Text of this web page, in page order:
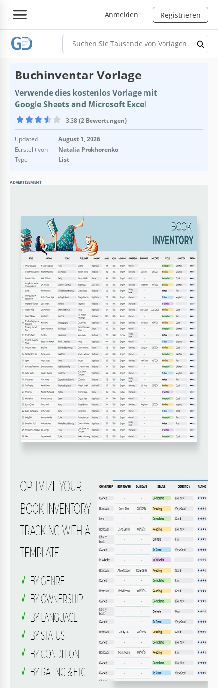
Anmelden Registrieren
Buchinventar Vorlage
Verwende dies kostenlos Vorlage mit
Google Sheets and Microsoft Excel
3.38 (2 Bewertungen)
Updated
August 1, 2026
Ecrstellt von
Natalia Prokhorenko
Type
List
ADVERTISEMENT